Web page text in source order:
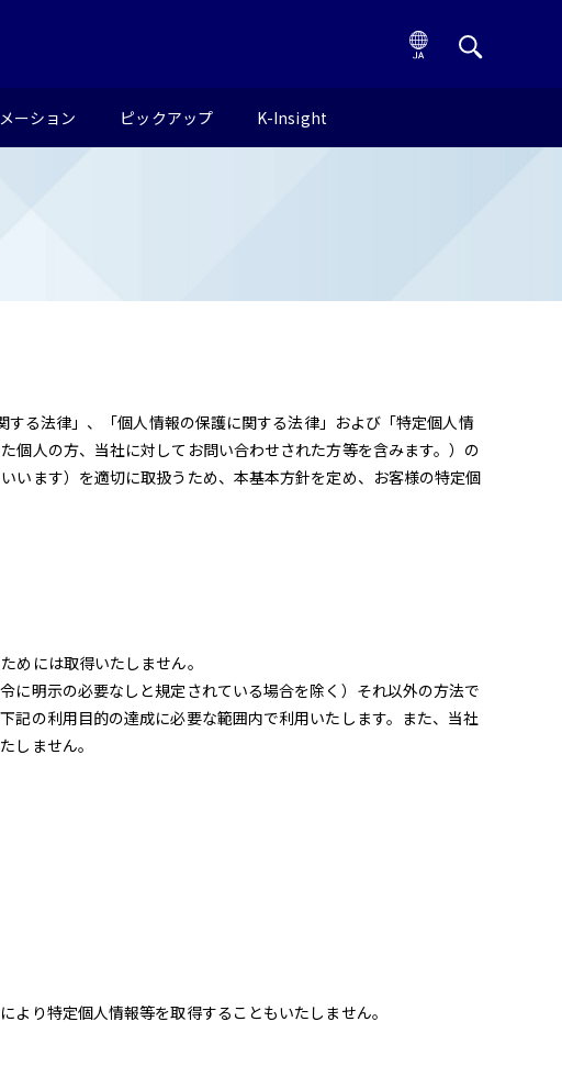
ーション ピックアップ K-Insight
る法律」、「個人情報の保護に関する法律」および「特定個人情
個人の方、当社に対してお問い合わせされた方等を含みます。）の
います）を適切に取扱うため、本基本方針を定め、お客様の特定個
めには取得いたしません。
に明示の必要なしと規定されている場合を除く）それ以外の方法で
記の利用目的の達成に必要な範囲内で利用いたします。また、当社
しません。
り特定個人情報等を取得することもいたしません。